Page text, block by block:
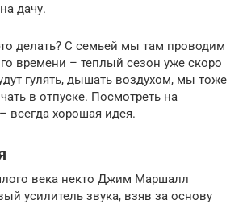
дачу.
делать? С семьей мы там проводим
времени – теплый сезон уже скоро
гулять, дышать воздухом, мы тоже
в отпуске. Посмотреть на
всегда хорошая идея.
века некто Джим Маршалл
усилитель звука, взяв за основу